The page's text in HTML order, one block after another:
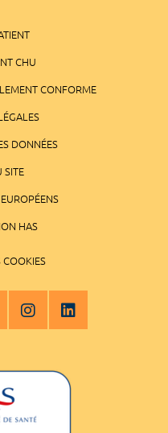
CHU
CONFORME
DONNÉES
SITE
HAS
COOKIES